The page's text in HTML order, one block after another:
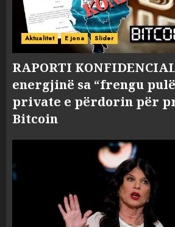
Aktualitet E jona Slider
RAPORTI
energjinë sa “frengu
private e përdorin për
Bitcoin